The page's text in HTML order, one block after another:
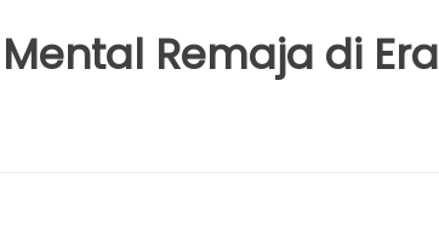
Remaja di Era